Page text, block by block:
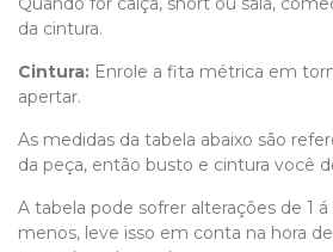
da cintura.
Cintura: Enrole a fita métrica em
apertar.
As medidas da tabela abaixo são
da peça, então busto e cintura você
A tabela pode sofrer alterações de 1
menos, leve isso em conta na hora